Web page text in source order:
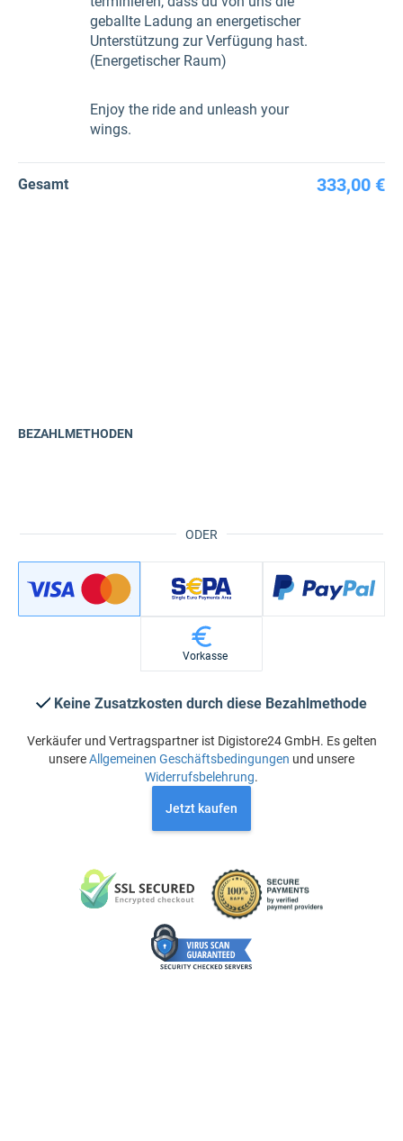
geballte Ladung an energetischer
Unterstützung zur Verfügung hast.
(Energetischer Raum)
Enjoy the ride and unleash your
wings.
Gesamt 333,00 €
ODER
BEZAHLMETHODEN
Vorkasse
Keine Zusatzkosten durch diese Bezahlmethode
Verkäufer und Vertragspartner ist Digistore24 GmbH. Es gelten
unsereAllgemeinen Geschäftsbedingungen und unsere
Widerrufsbelehrung.
Jetzt kaufen